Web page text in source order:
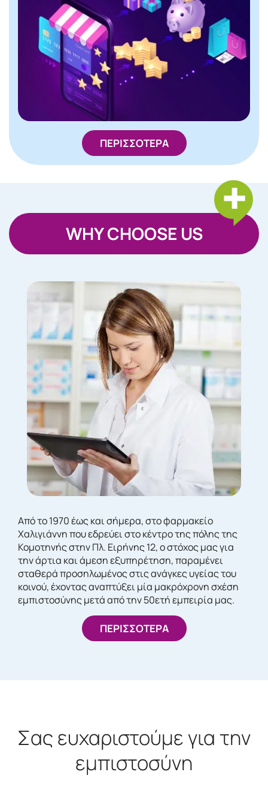
ΠΕΡΙΣΣΟΤΕΡΑ
WHY CHOOSE US
Από το 1970 έως και σήμερα, στο φαρμακείο
Χαλιγιάννη που εδρεύει στο κέντρο της πόλης της
Κομοτηνής στην Πλ. Ειρήνης 12, ο στόχος μας για
την άρτια και άμεση εξυπηρέτηση, παραμένει
σταθερά προσηλωμένος στις ανάγκες υγείας του
κοινού, έχοντας αναπτύξει μία μακρόχρονη σχέση
εμπιστοσύνης μετά από την 50ετή εμπειρία μας.
ΠΕΡΙΣΣΟΤΕΡΑ
Σας ευχαριστούμε για την
εμπιστοσύνη